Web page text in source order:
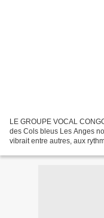
LE GROUPE VOCAL
des Cols bleus Les Anges
vibrait entre autres, aux